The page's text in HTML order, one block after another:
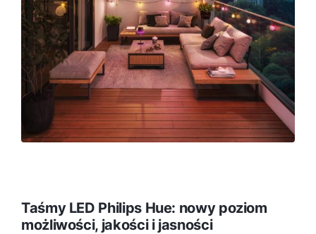
Taśmy LED Philips Hue: nowy poziom
możliwości, jakości i jasności